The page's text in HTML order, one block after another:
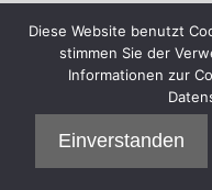
Diese Website benutzt
stimmen Sie der
Informationen zur
Einverstanden